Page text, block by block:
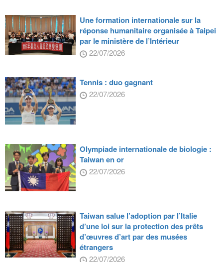
Une formation internationale sur la
réponse humanitaire organisée à Taipei
par le ministère de l’Intérieur
22/07/2026
Tennis : duo gagnant
22/07/2026
Olympiade internationale de biologie :
Taiwan en or
22/07/2026
Taiwan salue l’adoption par l’Italie
d’une loi sur la protection des prêts
d’œuvres d’art par des musées
étrangers
22/07/2026